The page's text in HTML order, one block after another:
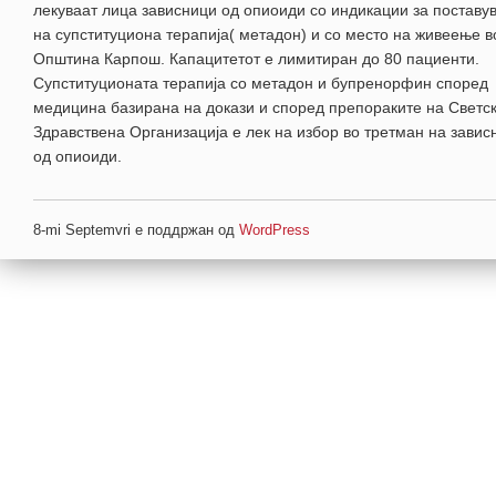
лекуваат лица зависници од опиоиди со индикации за
на супституциона терапија( метадон) и со место на живеење
Општина Карпош. Капацитетот е лимитиран до 80 пациенти.
Супституционата терапија со метадон и бупренорфин според
медицина базирана на докази и според препораките на
Здравствена Организација е лек на избор во третман на
од опиоиди.
8-mi Septemvri е поддржан од WordPress